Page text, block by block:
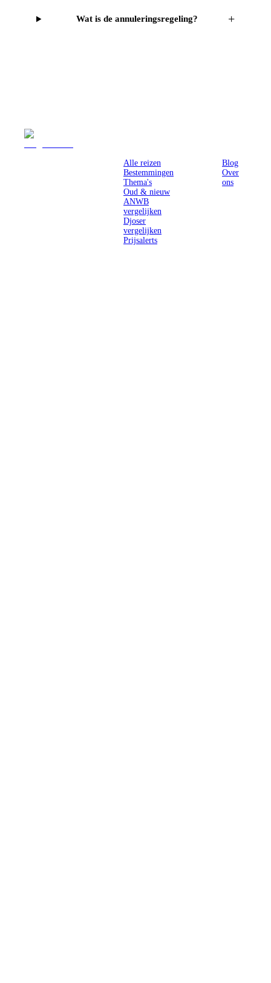
Wat is de annuleringsregeling? +
Alle reizen
Bestemmingen
Thema's
Oud & nieuw
ANWB
vergelijken
Djoser
vergelijken
Prijsalerts
Blog
Over
ons